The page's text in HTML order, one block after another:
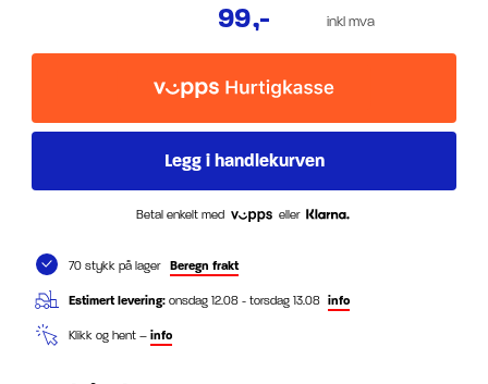
99,- inkl mva
Betal enkelt med eller
70 stykk på lager Beregn frakt
Estimert levering: onsdag 12.08 - torsdag 13.08 info
Klikk og hent – info